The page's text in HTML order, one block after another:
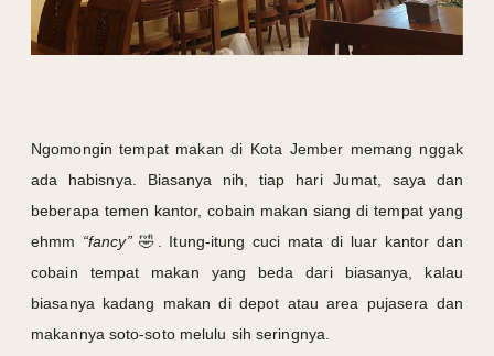
Ngomongin tempat makan di Kota Jember memang nggak
ada habisnya. Biasanya nih, tiap hari Jumat, saya dan
beberapa temen kantor, cobain makan siang di tempat yang
ehmm “fancy”🤣. Itung-itung cuci mata di luar kantor dan
cobain tempat makan yang beda dari biasanya, kalau
biasanya kadang makan di depot atau area pujasera dan
makannya soto-soto melulu sih seringnya.